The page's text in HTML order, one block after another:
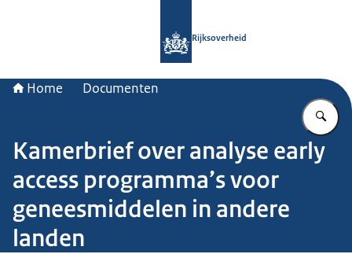
Rijksoverheid
Home Documenten
Kamerbrief over analyse early
access programma’s voor
geneesmiddelen in andere
landen